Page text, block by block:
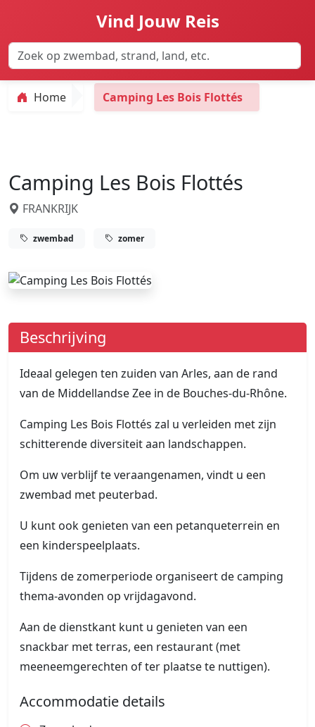
Vind Jouw Reis
Home Camping Les Bois Flottés
Camping Les Bois Flottés
FRANKRIJK
zwembad zomer
Beschrijving
Ideaal gelegen ten zuiden van Arles, aan de rand
van de Middellandse Zee in de Bouches-du-Rhône.
Camping Les Bois Flottés zal u verleiden met zijn
schitterende diversiteit aan landschappen.
Om uw verblijf te veraangenamen, vindt u een
zwembad met peuterbad.
U kunt ook genieten van een petanqueterrein en
een kinderspeelplaats.
Tijdens de zomerperiode organiseert de camping
thema-avonden op vrijdagavond.
Aan de dienstkant kunt u genieten van een
snackbar met terras, een restaurant (met
meeneemgerechten of ter plaatse te nuttigen).
Accommodatie details